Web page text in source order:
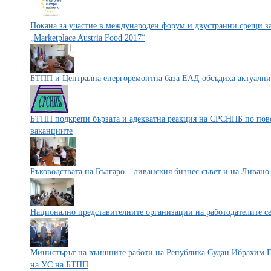
Покана за участие в международен форум и двустранни срещи
„Marketplace Austria Food 2017“
БТПП и Централна енергоремонтна база ЕАД обсъдиха
БТПП подкрепи бързата и адекватна реакция на СРСНПБ по
ваканциите
Ръководствата на Българо – ливанския бизнес съвет и на
Национално представителните организации на работодателите
Министърът на външните работи на Република Судан Ибрахим
на УС на БТПП